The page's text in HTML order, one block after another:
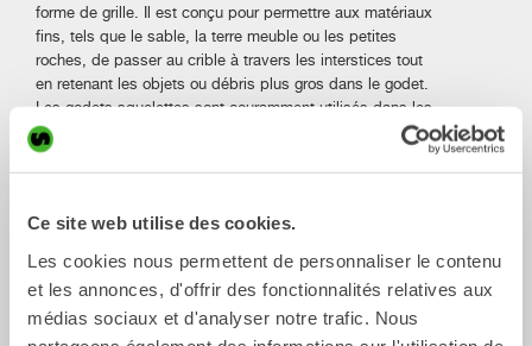
Ce site web utilise des cookies.
Les cookies nous permettent de personnaliser le contenu
et les annonces, d'offrir des fonctionnalités relatives aux
médias sociaux et d'analyser notre trafic. Nous
forme de grille. Il est conçu pour permettre aux matériaux
fins, tels que le sable, la terre meuble ou les petites
roches, de passer au crible à travers les interstices tout
en retenant les objets ou débris plus gros dans le godet.
Les godets squelettes sont couramment utilisés dans les
applications de construction, d’aménagement paysager,
de recyclage et agricoles.
chantiers urbains, il est utile pour briser l’asphalte,
ouverte d’un godet squelette permet un drainage efficace
de l’eau ou des liquides, ce qui le rend adapté aux
tâches de dragage ou de travail dans des conditions
Comme tous les godets et outils de travail Steelwrist, le